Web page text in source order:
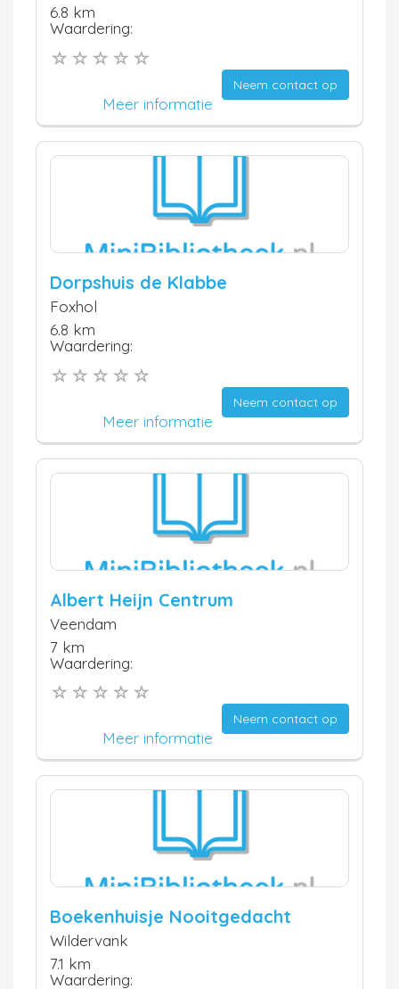
6.8 km
Waardering:
Neem contact op
Meer informatie
Dorpshuis de Klabbe
Foxhol
6.8 km
Waardering:
Neem contact op
Meer informatie
Albert Heijn Centrum
Veendam
7 km
Waardering:
Neem contact op
Meer informatie
Boekenhuisje Nooitgedacht
Wildervank
7.1 km
Waardering: